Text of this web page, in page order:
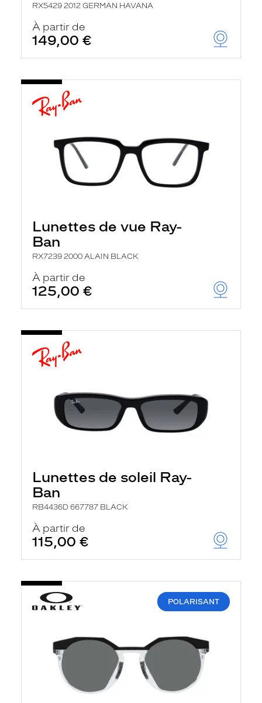
RX5429 2012 GERMAN HAVANA
À partir de
149,00 €
Lunettes de vue Ray-
Ban
RX7239 2000 ALAIN BLACK
À partir de
125,00 €
Lunettes de soleil Ray-
Ban
RB4436D 667787 BLACK
À partir de
115,00 €
POLARISANT